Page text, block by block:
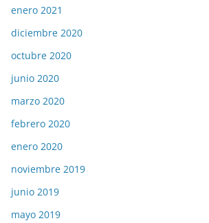
enero 2021
diciembre 2020
octubre 2020
junio 2020
marzo 2020
febrero 2020
enero 2020
noviembre 2019
junio 2019
mayo 2019